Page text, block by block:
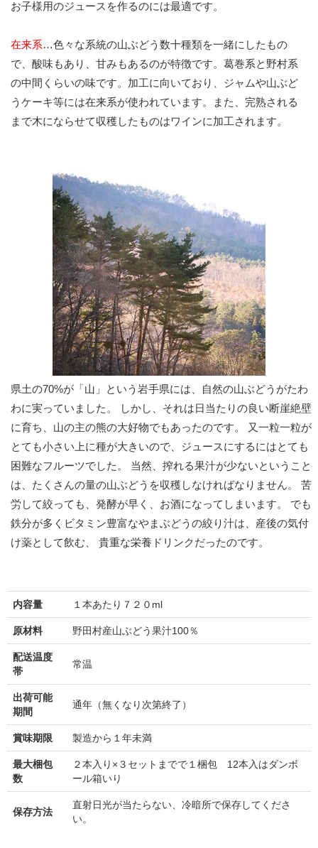
お子様用のジュースを作るのには最適です。
在来系…色々な系統の山ぶどう数十種類を一緒にしたもの
で、酸味もあり、甘みもあるのが特徴です。葛巻系と野村系
の中間くらいの味です。加工に向いており、ジャムや山ぶど
うケーキ等には在来系が使われています。また、完熟される
まで木にならせて収穫したものはワインに加工されます。
県土の70%が「山」という岩手県には、自然の山ぶどうがたわ
わに実っていました。 しかし、それは日当たりの良い断崖絶壁
に育ち、山の主の熊の大好物でもあったのです。 又一粒一粒が
とても小さい上に種が大きいので、ジュースにするにはとても
困難なフルーツでした。 当然、搾れる果汁が少ないということ
は、たくさんの量の山ぶどうを収穫しなければなりません。 苦
労して絞っても、発酵が早く、お酒になってしまいます。 でも
鉄分が多くビタミン豊富なやまぶどうの絞り汁は、産後の気付
け薬として飲む、 貴重な栄養ドリンクだったのです。
内容量 １本あたり７２０ml
原材料 野田村産山ぶどう果汁100％
配送温度
帯
常温
出荷可能
期間
通年（無くなり次第終了）
賞味期限 製造から１年未満
最大梱包
数
２本入り×３セットまでで１梱包 12本入はダンボ
ール箱いり
保存方法
直射日光が当たらない、冷暗所で保存してくださ
い。